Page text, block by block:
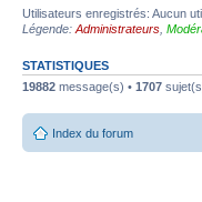
Utilisateurs enregistrés: Aucun
Légende: Administrateurs
STATISTIQUES
19882 message(s) • 1707
Index du forum